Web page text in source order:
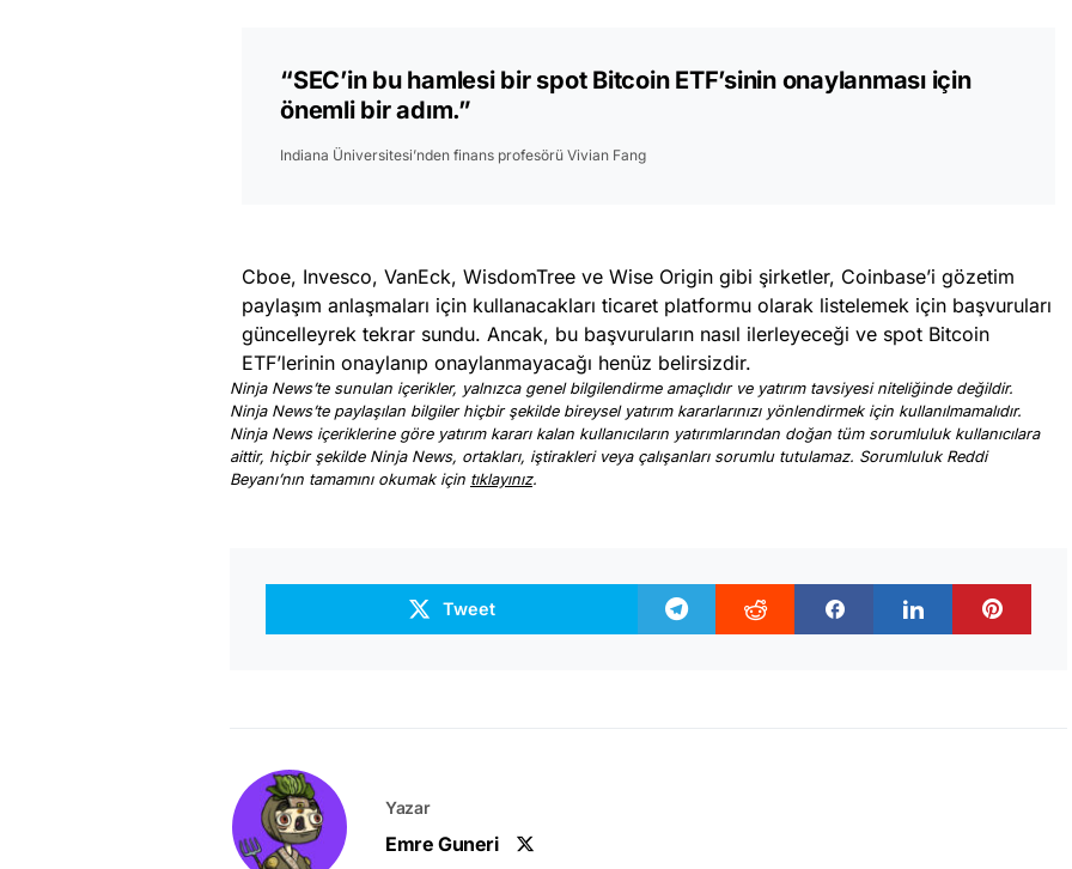
“SEC’in bu hamlesi bir spot Bitcoin ETF’sinin onaylanması için
önemli bir adım.”
Indiana Üniversitesi’nden finans profesörü Vivian Fang
Cboe, Invesco, VanEck, WisdomTree ve Wise Origin gibi şirketler, Coinbase’i gözetim
paylaşım anlaşmaları için kullanacakları ticaret platformu olarak listelemek için başvuruları
güncelleyrek tekrar sundu. Ancak, bu başvuruların nasıl ilerleyeceği ve spot Bitcoin
ETF’lerinin onaylanıp onaylanmayacağı henüz belirsizdir.
Ninja News’te sunulan içerikler, yalnızca genel bilgilendirme amaçlıdır ve yatırım tavsiyesi niteliğinde değildir.
Ninja News’te paylaşılan bilgiler hiçbir şekilde bireysel yatırım kararlarınızı yönlendirmek için kullanılmamalıdır.
Ninja News içeriklerine göre yatırım kararı kalan kullanıcıların yatırımlarından doğan tüm sorumluluk kullanıcılara
aittir, hiçbir şekilde Ninja News, ortakları, iştirakleri veya çalışanları sorumlu tutulamaz. Sorumluluk Reddi
Beyanı’nın tamamını okumak için tıklayınız.
Tweet
Yazar
Emre Guneri